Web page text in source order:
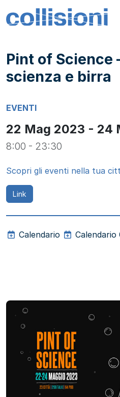
Salta al contenuto
Navigazione
Pint of Science
scienza e birra
EVENTI
22 Mag 2023 - 24
8:00 - 23:30
Scopri gli eventi nella tua
Link
Calendario Calendario